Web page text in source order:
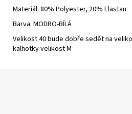
Materiál: 80% Polyester, 20% Elastan
Barva: MODRO-BÍLÁ
Velikost 40 bude dobře sedět na
kalhotky velikost M